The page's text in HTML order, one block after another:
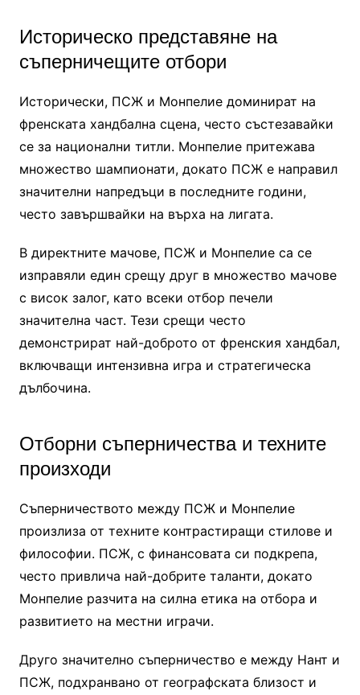
Историческо представяне на
съперничещите отбори
Исторически, ПСЖ и Монпелие доминират на
френската хандбална сцена, често състезавайки
се за национални титли. Монпелие притежава
множество шампионати, докато ПСЖ е направил
значителни напредъци в последните години,
често завършвайки на върха на лигата.
В директните мачове, ПСЖ и Монпелие са се
изправяли един срещу друг в множество мачове
с висок залог, като всеки отбор печели
значителна част. Тези срещи често
демонстрират най-доброто от френския хандбал,
включващи интензивна игра и стратегическа
дълбочина.
Отборни съперничества и техните
произходи
Съперничеството между ПСЖ и Монпелие
произлиза от техните контрастиращи стилове и
философии. ПСЖ, с финансовата си подкрепа,
често привлича най-добрите таланти, докато
Монпелие разчита на силна етика на отбора и
развитието на местни играчи.
Друго значително съперничество е между Нант и
ПСЖ, подхранвано от географската близост и